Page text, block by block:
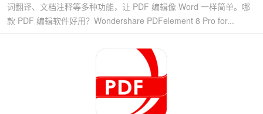
词翻译、文档注释等多种功能，让 PDF 编辑像 Word 一样简单。哪
款 PDF 编辑软件好用？Wondershare PDFelement 8 Pro for...